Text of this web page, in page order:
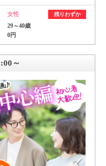
女性 残りわずか
29～40歳
0円
～